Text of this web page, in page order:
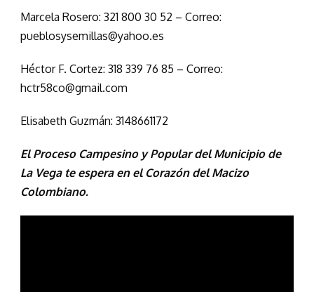
Marcela Rosero: 321 800 30 52 – Correo:
pueblosysemillas@yahoo.es
Héctor F. Cortez: 318 339 76 85 – Correo:
hctr58co@gmail.com
Elisabeth Guzmán: 3148661172
El Proceso Campesino y Popular del Municipio de
La Vega te espera en el Corazón del Macizo
Colombiano.